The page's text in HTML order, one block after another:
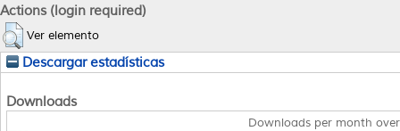
Actions (login required)
Ver elemento
Descargar estadísticas
Downloads
Downloads per month